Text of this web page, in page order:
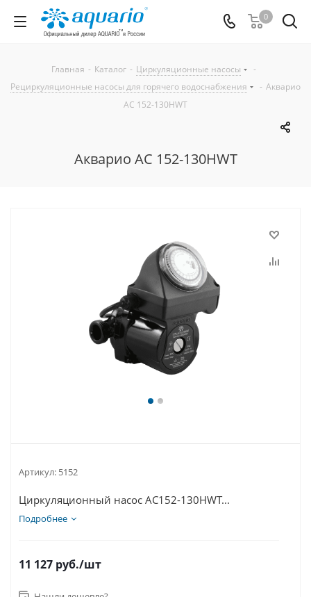
0
Главная - Каталог - Циркуляционные насосы
-
Рециркуляционные насосы для горячего водоснабжения
- Акварио
AC 152-130HWT
Акварио AC 152-130HWT
Артикул: 5152
Циркуляционный насос AC152-130HWT...
Подробнее
11 127 руб./шт